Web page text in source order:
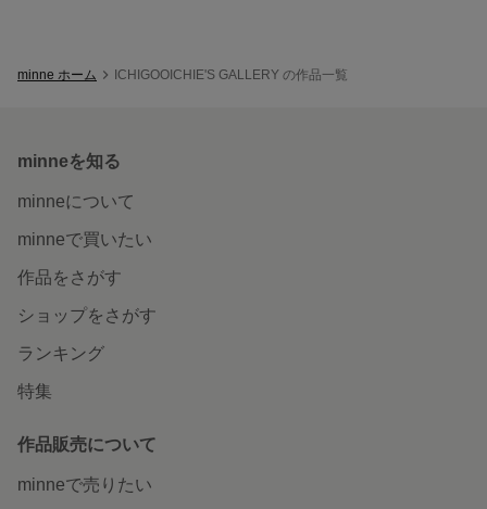
minne ホーム ICHIGOOICHIE'S GALLERY の作品一覧
minneを知る
minneについて
minneで買いたい
作品をさがす
ショップをさがす
ランキング
特集
作品販売について
minneで売りたい